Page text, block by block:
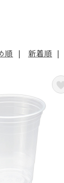
順 | 新着順 |